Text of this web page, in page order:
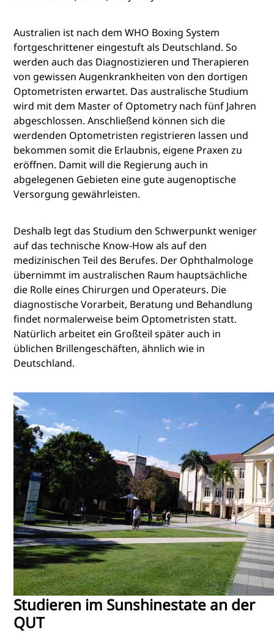
Australien ist nach dem WHO Boxing System
fortgeschrittener eingestuft als Deutschland. So
werden auch das Diagnostizieren und Therapieren
von gewissen Augenkrankheiten von den dortigen
Optometristen erwartet. Das australische Studium
wird mit dem Master of Optometry nach fünf Jahren
abgeschlossen. Anschließend können sich die
werdenden Optometristen registrieren lassen und
bekommen somit die Erlaubnis, eigene Praxen zu
eröffnen. Damit will die Regierung auch in
abgelegenen Gebieten eine gute augenoptische
Versorgung gewährleisten.
Deshalb legt das Studium den Schwerpunkt weniger
auf das technische Know-How als auf den
medizinischen Teil des Berufes. Der Ophthalmologe
übernimmt im australischen Raum hauptsächliche
die Rolle eines Chirurgen und Operateurs. Die
diagnostische Vorarbeit, Beratung und Behandlung
findet normalerweise beim Optometristen statt.
Natürlich arbeitet ein Großteil später auch in
üblichen Brillengeschäften, ähnlich wie in
Deutschland.
Studieren im Sunshinestate an der
QUT